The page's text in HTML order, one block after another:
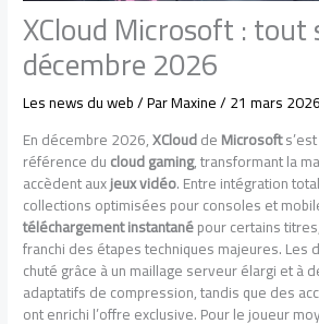
XCloud Microsoft : tout
décembre 2026
Les news du web/ ParMaxine/21 mars 2026
En décembre 2026,XClouddeMicrosoft
référence ducloud gaming, transformant la
accèdent auxjeux vidéo. Entre intégration
collections optimisées pour consoles et
téléchargement instantanépour certains
franchi des étapes techniques majeures. Les
chuté grâce à un maillage serveur élargi et à
adaptatifs de compression, tandis que des
ont enrichi l’offre exclusive. Pour le joueur